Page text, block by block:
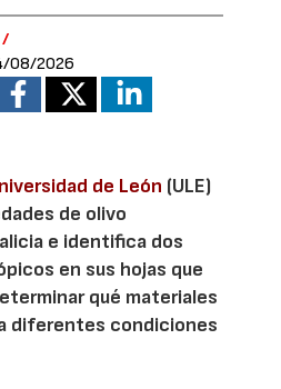
/
08/2026
de León (ULE)
de olivo
e identifica dos
en sus hojas que
qué materiales
diferentes condiciones